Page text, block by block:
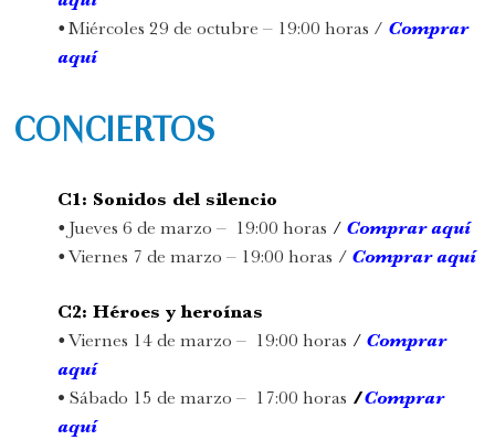
•Miércoles 29 de octubre – 19:00 horas / Comprar
aquí
CONCIERTOS
C1: Sonidos del silencio
• Jueves 6 de marzo – 19:00 horas / Comprar aquí
• Viernes 7 de marzo – 19:00 horas / Comprar aquí
C2: Héroes y heroínas
• Viernes 14 de marzo – 19:00 horas / Comprar
aquí
• Sábado 15 de marzo – 17:00 horas /Comprar
aquí